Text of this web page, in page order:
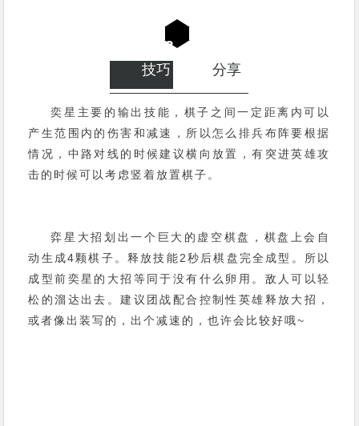
3
技巧 分享
奕星主要的输出技能，棋子之间一定距离内可以
产生范围内的伤害和减速，所以怎么排兵布阵要根据
情况，中路对线的时候建议横向放置，有突进英雄攻
击的时候可以考虑竖着放置棋子。
弈星大招划出一个巨大的虚空棋盘，棋盘上会自
动生成4颗棋子。释放技能2秒后棋盘完全成型。所以
成型前奕星的大招等同于没有什么卵用。敌人可以轻
松的溜达出去。建议团战配合控制性英雄释放大招，
或者像出装写的，出个减速的，也许会比较好哦~